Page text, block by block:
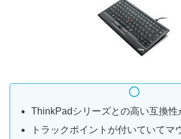
ThinkPadシリーズとの高い互換性
トラックポイントが付いていてマ